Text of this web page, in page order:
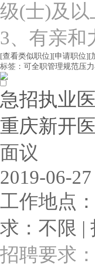
级(士)及
3、有亲和
[查看类似职位][申请职位][
标签： 可全职管理规范压
急招执业
重庆新开
面议
2019-06-27
工作地点：
求：不限 |
招聘要求